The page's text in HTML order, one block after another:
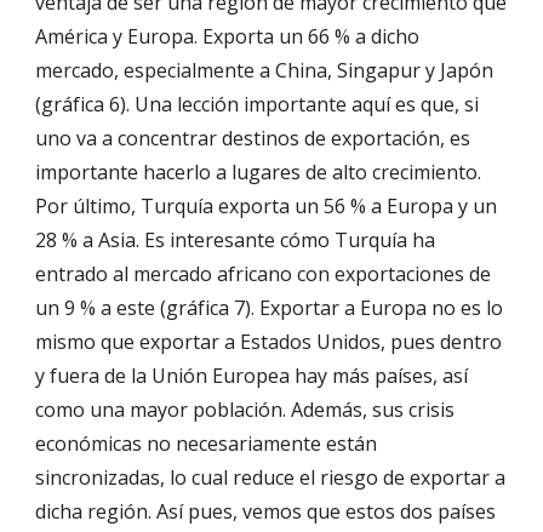
América y Europa. Exporta un 66 % a dicho
mercado, especialmente a China, Singapur y Japón
(gráfica 6). Una lección importante aquí es que, si
uno va a concentrar destinos de exportación, es
importante hacerlo a lugares de alto crecimiento.
Por último, Turquía exporta un 56 % a Europa y un
28 % a Asia. Es interesante cómo Turquía ha
entrado al mercado africano con exportaciones de
un 9 % a este (gráfica 7). Exportar a Europa no es lo
mismo que exportar a Estados Unidos, pues dentro
y fuera de la Unión Europea hay más países, así
como una mayor población. Además, sus crisis
económicas no necesariamente están
sincronizadas, lo cual reduce el riesgo de exportar a
dicha región. Así pues, vemos que estos dos países